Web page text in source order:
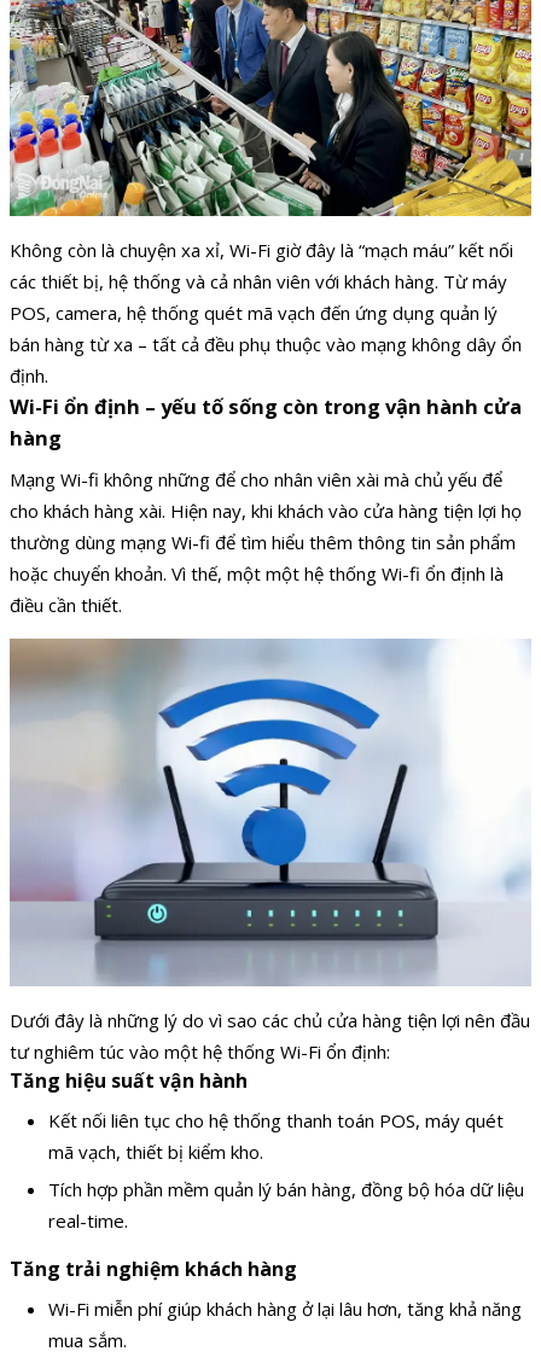
Không còn là chuyện xa xỉ, Wi-Fi giờ đây là “mạch máu” kết nối
các thiết bị, hệ thống và cả nhân viên với khách hàng. Từ máy
POS, camera, hệ thống quét mã vạch đến ứng dụng quản lý
bán hàng từ xa – tất cả đều phụ thuộc vào mạng không dây ổn
định.
Wi-Fi ổn định – yếu tố sống còn trong vận hành cửa
hàng
Mạng Wi-fi không những để cho nhân viên xài mà chủ yếu để
cho khách hàng xài. Hiện nay, khi khách vào cửa hàng tiện lợi họ
thường dùng mạng Wi-fi để tìm hiểu thêm thông tin sản phẩm
hoặc chuyển khoản. Vì thế, một một hệ thống Wi-fi ổn định là
điều cần thiết.
Dưới đây là những lý do vì sao các chủ cửa hàng tiện lợi nên đầu
tư nghiêm túc vào một hệ thống Wi-Fi ổn định:
Tăng hiệu suất vận hành
Kết nối liên tục cho hệ thống thanh toán POS, máy quét
mã vạch, thiết bị kiểm kho.
Tích hợp phần mềm quản lý bán hàng, đồng bộ hóa dữ liệu
real-time.
Tăng trải nghiệm khách hàng
Wi-Fi miễn phí giúp khách hàng ở lại lâu hơn, tăng khả năng
mua sắm.